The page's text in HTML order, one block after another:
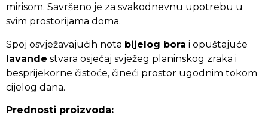
mirisom. Savršeno je za svakodnevnu upotrebu u
svim prostorijama doma.
Spoj osvježavajućih nota bijelog bora i opuštajuće
lavande stvara osjećaj svježeg planinskog zraka i
besprijekorne čistoće, čineći prostor ugodnim tokom
cijelog dana.
Prednosti proizvoda: